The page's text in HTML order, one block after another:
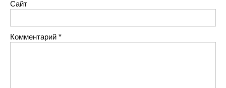
Сайт
Комментарий *